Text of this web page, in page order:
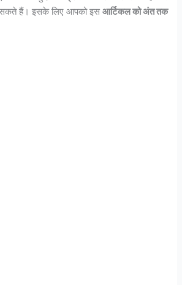
हैं। इसके लिए आपको इसआर्टिकल को अंत तक